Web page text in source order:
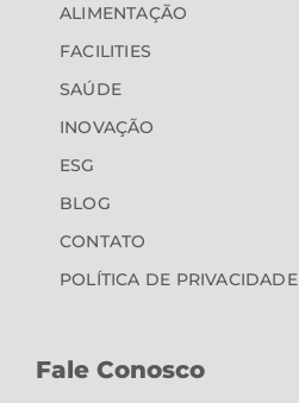
ALIMENTAÇÃO
FACILITIES
SAÚDE
INOVAÇÃO
ESG
BLOG
CONTATO
POLÍTICA DE PRIVACIDADE
Fale Conosco